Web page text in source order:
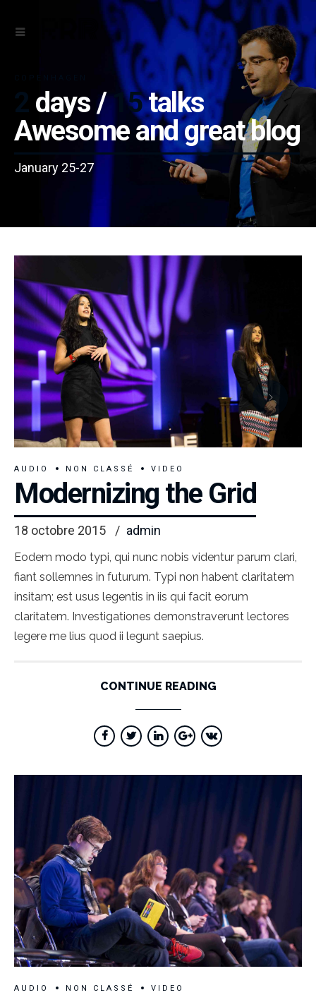
COPENHAGEN
2 days /15talks
Awesome and great blog
January 25-27
AUDIO NON CLASSÉ VIDEO
Modernizing the Grid
18 octobre 2015 admin
Eodem modo typi, qui nunc nobis videntur parum clari,
fiant sollemnes in futurum. Typi non habent claritatem
insitam; est usus legentis in iis qui facit eorum
claritatem. Investigationes demonstraverunt lectores
legere me lius quod ii legunt saepius.
CONTINUE READING
AUDIO NON CLASSÉ VIDEO